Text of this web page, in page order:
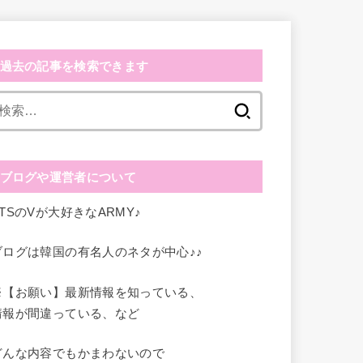
過去の記事を検索できます
ブログや運営者について
のVが大好きなARMY♪
ログは韓国の有名人のネタが中心♪♪
お願い】最新情報を知っている、
報が間違っている、など
んな内容でもかまわないので